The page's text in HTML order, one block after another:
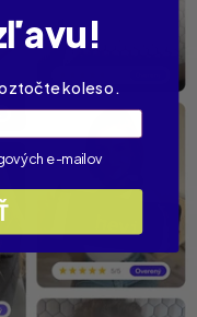
koleso.
e-mailov